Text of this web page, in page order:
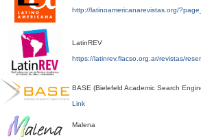
http://latinoamericanarevistas.org/
LatinREV
https://latinrev.flacso.org.ar/revistas/
BASE (Bielefeld Academic Search
Link
Malena